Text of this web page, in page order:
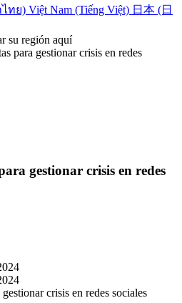
ทย) Việt Nam (Tiếng Việt) 日本 (日
su región aquí
para gestionar crisis en redes
gestionar crisis en redes